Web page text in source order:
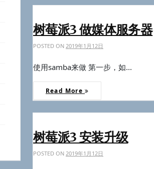
树莓派3 做媒体服务器
POSTED ON 2019年1月12日
使用samba来做 第一步，如...
Read More
树莓派3 安装升级
POSTED ON 2019年1月12日